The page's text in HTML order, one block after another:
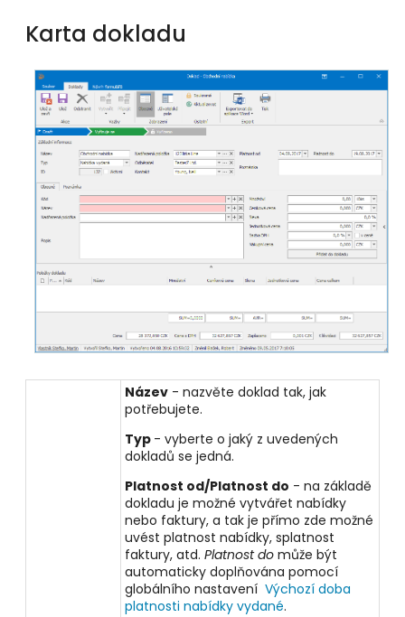
Karta dokladu
Název - nazvěte doklad tak, jak
potřebujete.
Typ - vyberte o jaký z uvedených
dokladů se jedná.
Platnost od/Platnost do - na základě
dokladu je možné vytvářet nabídky
nebo faktury, a tak je přímo zde možné
uvést platnost nabídky, splatnost
faktury, atd.Platnost domůže být
automaticky doplňována pomocí
globálního nastaveníVýchozí doba
platnosti nabídky vydané.